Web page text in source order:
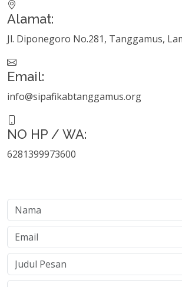
Alamat:
Jl. Diponegoro No.281, Tanggamus,
Email:
info@sipafikabtanggamus.org
NO HP / WA:
6281399973600